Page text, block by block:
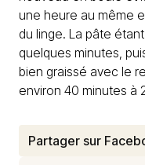
une heure au même
du linge. La pâte
quelques minutes,
bien graissé avec le
environ 40 minutes à
Partager sur